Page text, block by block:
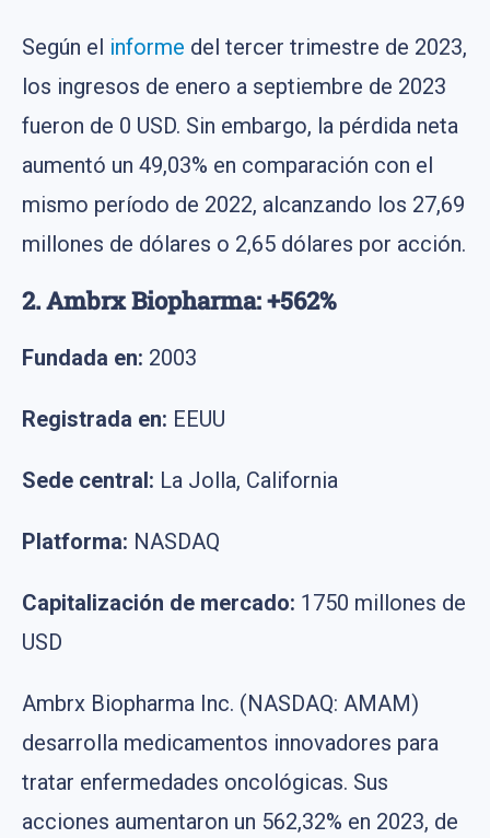
Según el informe del tercer trimestre de 2023,
los ingresos de enero a septiembre de 2023
fueron de 0 USD. Sin embargo, la pérdida neta
aumentó un 49,03% en comparación con el
mismo período de 2022, alcanzando los 27,69
millones de dólares o 2,65 dólares por acción.
2. Ambrx Biopharma: +562%
Fundada en: 2003
Registrada en: EEUU
Sede central: La Jolla, California
Platforma: NASDAQ
Capitalización de mercado: 1750 millones de
USD
Ambrx Biopharma Inc. (NASDAQ: AMAM)
desarrolla medicamentos innovadores para
tratar enfermedades oncológicas. Sus
acciones aumentaron un 562,32% en 2023, de